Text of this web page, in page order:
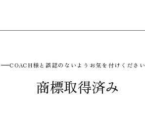
COACH様と誤認のないようお気を付けください
商標取得済み